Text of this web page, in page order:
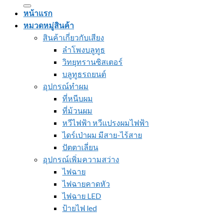
หน้าแรก
หมวดหมู่สินค้า
สินค้าเกี่ยวกับเสียง
ลำโพงบลูทูธ
วิทยุทรานซิสเตอร์
บลูทูธรถยนต์
อุปกรณ์ทำผม
ที่หนีบผม
ที่ม้วนผม
หวีไฟฟ้า หวีแปรงผมไฟฟ้า
ไดร์เป่าผม มีสาย-ไร้สาย
ปัตตาเลี่ยน
อุปกรณ์เพิ่มความสว่าง
ไฟฉาย
ไฟฉายคาดหัว
ไฟฉาย LED
ป้ายไฟ led